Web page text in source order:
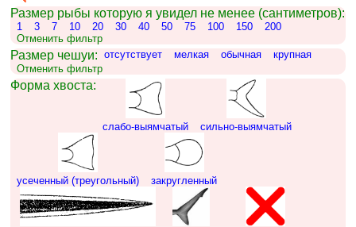
Размер рыбы которую я увидел не менее (сантиметров):
1 3 7 10 20 30 40 50 75 100 150
200
Отменить фильтр
Размер чешуи: отсутствует мелкая обычная
крупная
Отменить фильтр
Форма хвоста:
слабо-выямчатый сильно-выямчатый
усеченный (треугольный) закругленный